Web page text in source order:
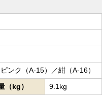
ンク（A-15）／紺（A-16）
（kg）
9.1kg